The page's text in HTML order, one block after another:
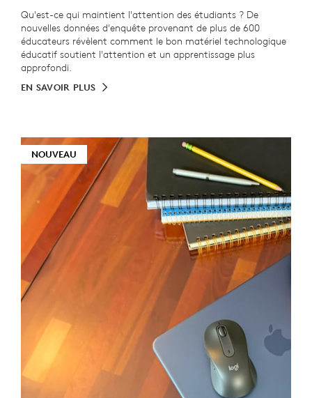
Qu'est-ce qui maintient l'attention des étudiants ? De
nouvelles données d'enquête provenant de plus de 600
éducateurs révèlent comment le bon matériel technologique
éducatif soutient l'attention et un apprentissage plus
approfondi.
EN SAVOIR PLUS
NOUVEAU